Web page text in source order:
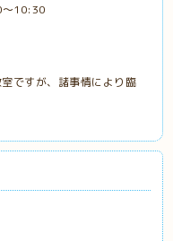
10:30
ですが、諸事情により臨